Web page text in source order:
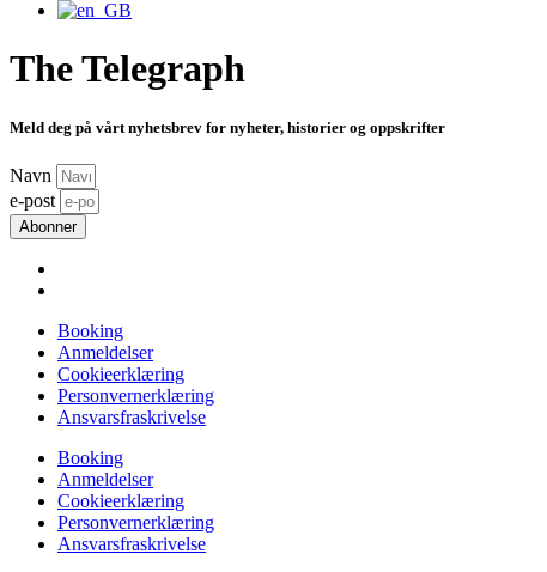
The Telegraph
Meld deg på vårt nyhetsbrev for nyheter, historier og oppskrifter
Navn
e-post
Abonner
Booking
Anmeldelser
Cookieerklæring
Personvernerklæring
Ansvarsfraskrivelse
Booking
Anmeldelser
Cookieerklæring
Personvernerklæring
Ansvarsfraskrivelse